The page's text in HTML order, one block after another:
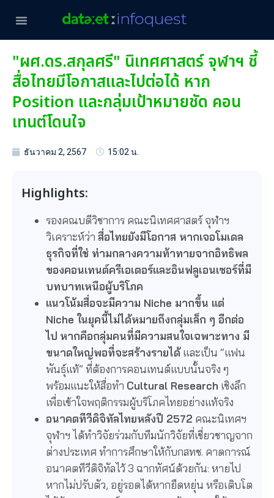
"ผศ.ดร.สกุลศรี" นิเทศศาสตร์ จุฬาฯ ชี้
สื่อไทยมีโอกาสและไปต่อได้ หาก
Position และกลุ่มเป้าหมายชัด คอน
เทนต์โดนใจ
ธันวาคม 2, 2567 15:02 น.
Highlights:
รองคณบดีวิชาการ คณะนิเทศศาสตร์ จุฬาฯ
วิเคราะห์ว่า สื่อไทยยังมีโอกาส หากเจอโมเดล
ธุรกิจที่ใช่ ท่ามกลางความท้าทายจากอิทธิพล
ของคอนเทนต์ครีเอเตอร์และอินฟลูเอนเซอร์ที่มี
บทบาทเหนือผู้บริโภค
แนวโน้มสื่อจะมีความ Niche มากขึ้น แต่
Niche ในยุคนี้ไม่ได้หมายถึงกลุ่มเล็ก ๆ อีกต่อ
ไป หากคือกลุ่มคนที่มีความสนใจเฉพาะทาง มี
ขนาดใหญ่พอที่จะสร้างรายได้และเป็น “แฟน
พันธุ์แท้” ที่ต้องการคอนเทนต์แบบนั้นจริง ๆ
พร้อมแนะให้สื่อทำ Cultural Research เชิงลึก
เพื่อเข้าใจพฤติกรรมผู้บริโภคไทยอย่างแท้จริง
อนาคตทีวีดิจิทัลไทยหลังปี 2572 คณะนิเทศฯ
จุฬาฯ ได้ทำวิจัยร่วมกับทีมนักวิจัยที่เชี่ยวชาญจาก
ต่างประเทศ ทำการศึกษาให้กับกสทช. คาดการณ์
อนาคตทีวีดิจิทัลไว้ 3 ฉากทัศน์ด้วยกัน: หายไป
หากไม่ปรับตัว, อยู่รอดได้หากยืดหยุ่น หรือเติบโต